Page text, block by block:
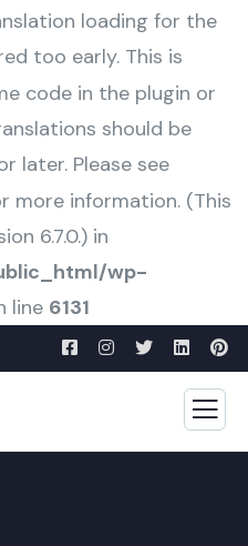
loading for the
too early. This is
code in the plugin or
should be
later. Please see
more information. (This
6.7.0.) in
wp-
line 6131